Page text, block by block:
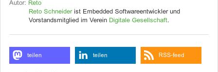
Autor: Reto
Reto Schneiderist Embedded Softwareentwickler und
Vorstandsmitglied im Verein Digitale Gesellschaft.
teilen teilen RSS-feed